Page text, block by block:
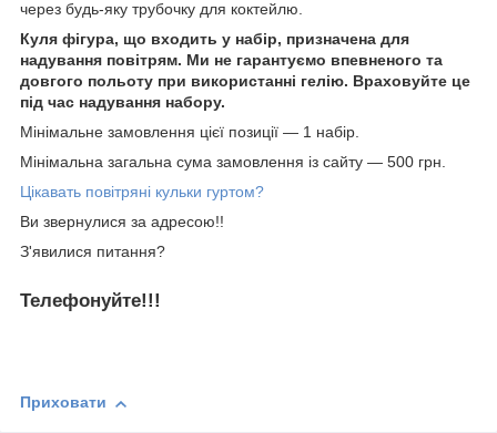
через будь-яку трубочку для коктейлю.
Куля фігура, що входить у набір, призначена для
надування повітрям. Ми не гарантуємо впевненого та
довгого польоту при використанні гелію. Враховуйте це
під час надування набору.
Мінімальне замовлення цієї позиції — 1 набір.
Мінімальна загальна сума замовлення із сайту — 500 грн.
Цікавать повітряні кульки гуртом?
Ви звернулися за адресою!!
З'явилися питання?
Телефонуйте!!!
Приховати